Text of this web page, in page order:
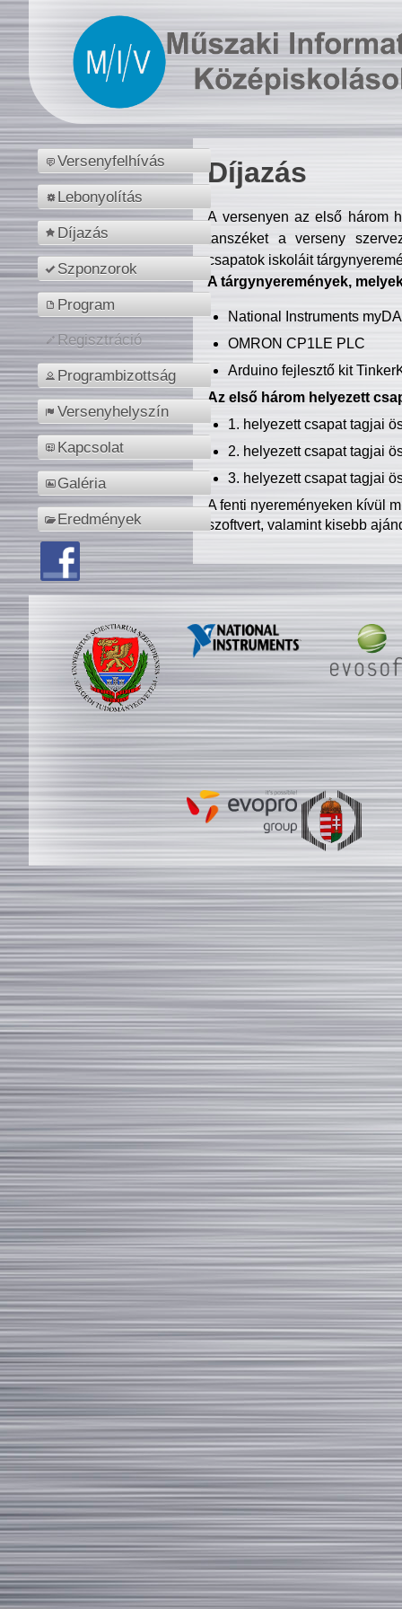
Versenyfelhívás
Lebonyolítás
Díjazás
Szponzorok
Program
Regisztráció
Programbizottság
Versenyhelyszín
Kapcsolat
Galéria
Eredmények
Díjazás
A versenyen az első három
tanszéket a verseny
csapatok iskoláit
A tárgynyeremények,
National Instruments
OMRON CP1LE PLC
Arduino fejlesztő kit
Az első három helyezett
1. helyezett csapat tagjai
2. helyezett csapat tagjai
3. helyezett csapat tagjai
A fenti nyereményeken kívül
szoftvert, valamint kisebb